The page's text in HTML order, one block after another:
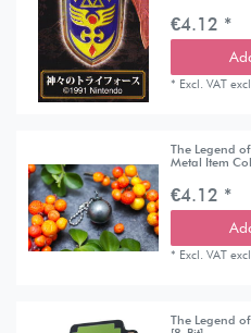
€4.12 *
* Excl. VAT
The Legend
Metal Item
€4.12 *
* Excl. VAT
The Legend